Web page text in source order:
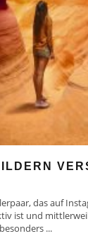
das auf
ist und
...